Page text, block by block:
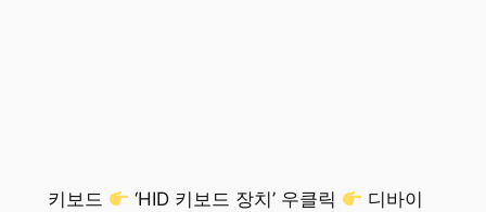
키보드 ‘HID 키보드 장치’ 우클릭
디바이